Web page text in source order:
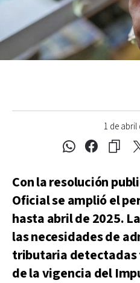
1 de abril
Con la resolución
Oficial se amplió el
hasta abril de 2025.
las necesidades de
tributaria detectadas
de la vigencia del